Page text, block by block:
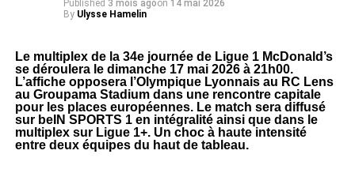
Published 3 mois agoon 14 mai 2026
By Ulysse Hamelin
Le multiplex de la 34e journée de Ligue 1 McDonald’s
se déroulera le dimanche 17 mai 2026 à 21h00.
L’affiche opposera l’Olympique Lyonnais au RC Lens
au Groupama Stadium dans une rencontre capitale
pour les places européennes. Le match sera diffusé
sur beIN SPORTS 1 en intégralité ainsi que dans le
multiplex sur Ligue 1+. Un choc à haute intensité
entre deux équipes du haut de tableau.